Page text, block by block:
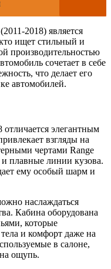
2018) является
ищет стильный и
производительностью
сочетает в себе
что делает его
автомобилей.
отличается элегантным
взгляды на
чертами Range
плавные линии кузова.
ему особый шарм и
наслаждаться
Кабина оборудована
которые
и комфорт даже на
в салоне,
ощупь.